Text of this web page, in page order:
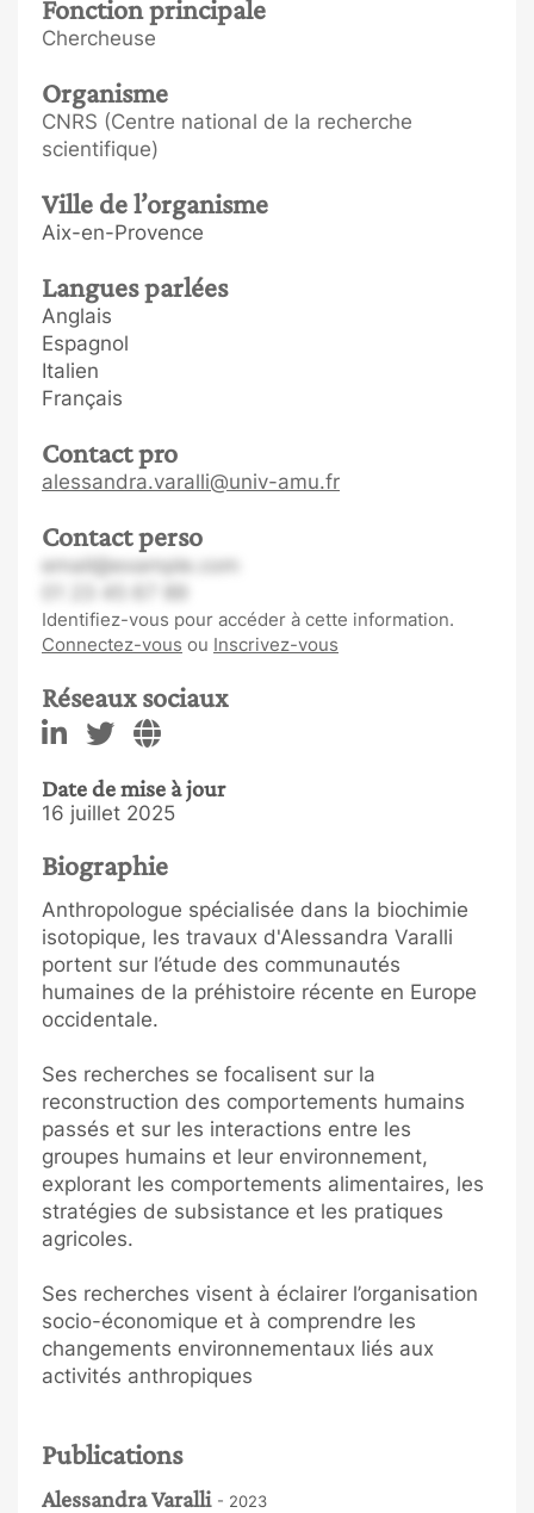
Fonction principale
Chercheuse
Organisme
CNRS (Centre national de la recherche
scientifique)
Ville de l’organisme
Aix-en-Provence
Langues parlées
Anglais
Espagnol
Italien
Français
Contact pro
alessandra.varalli@univ-amu.fr
Contact perso
email@example.com
Identifiez-vous pour accéder à cette information.
Connectez-vous ou Inscrivez-vous
Réseaux sociaux
Date de mise à jour
16 juillet 2025
Biographie
Anthropologue spécialisée dans la biochimie
isotopique, les travaux d'Alessandra Varalli
portent sur l’étude des communautés
humaines de la préhistoire récente en Europe
occidentale.
Ses recherches se focalisent sur la
reconstruction des comportements humains
passés et sur les interactions entre les
groupes humains et leur environnement,
explorant les comportements alimentaires, les
stratégies de subsistance et les pratiques
agricoles.
Ses recherches visent à éclairer l’organisation
socio-économique et à comprendre les
changements environnementaux liés aux
activités anthropiques
Publications
Alessandra Varalli - 2023